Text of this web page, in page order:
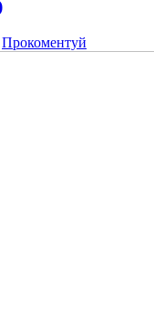
Прокоментуй